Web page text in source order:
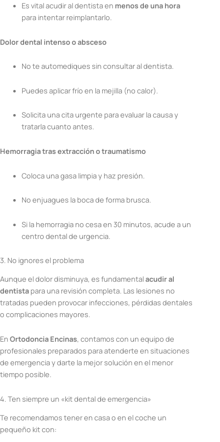
Es vital acudir al dentista en menos de una hora
para intentar reimplantarlo.
Dolor dental intenso o absceso
No te automediques sin consultar al dentista.
Puedes aplicar frío en la mejilla (no calor).
Solicita una cita urgente para evaluar la causa y
tratarla cuanto antes.
Hemorragia tras extracción o traumatismo
Coloca una gasa limpia y haz presión.
No enjuagues la boca de forma brusca.
Si la hemorragia no cesa en 30 minutos, acude a un
centro dental de urgencia.
3. No ignores el problema
Aunque el dolor disminuya, es fundamentalacudir al
dentista para una revisión completa. Las lesiones no
tratadas pueden provocar infecciones, pérdidas dentales
o complicaciones mayores.
En Ortodoncia Encinas, contamos con un equipo de
profesionales preparados para atenderte en situaciones
de emergencia y darte la mejor solución en el menor
tiempo posible.
4. Ten siempre un «kit dental de emergencia»
Te recomendamos tener en casa o en el coche un
pequeño kit con: